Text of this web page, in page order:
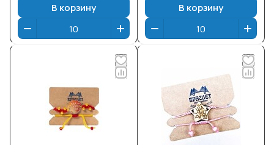
В корзину В корзину